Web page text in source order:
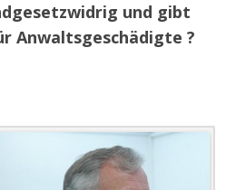
und gibt
Anwaltsgeschädigte ?